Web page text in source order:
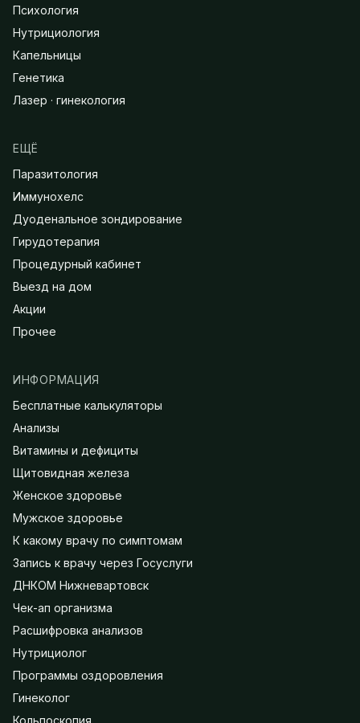
Психология
Нутрициология
Капельницы
Генетика
Лазер · гинекология
ЕЩЁ
Паразитология
Иммунохелс
Дуоденальное зондирование
Гирудотерапия
Процедурный кабинет
Выезд на дом
Акции
Прочее
ИНФОРМАЦИЯ
Бесплатные калькуляторы
Анализы
Витамины и дефициты
Щитовидная железа
Женское здоровье
Мужское здоровье
К какому врачу по симптомам
Запись к врачу через Госуслуги
ДНКОМ Нижневартовск
Чек-ап организма
Расшифровка анализов
Нутрициолог
Программы оздоровления
Гинеколог
Кольпоскопия